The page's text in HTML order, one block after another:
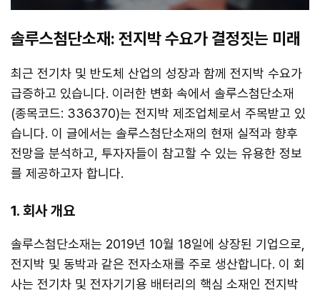
솔루스첨단소재: 전지박 수요가 결정짓는 미래
최근 전기차 및 반도체 산업의 성장과 함께 전지박 수요가
급증하고 있습니다. 이러한 변화 속에서 솔루스첨단소재
(종목코드: 336370)는 전지박 제조업체로서 주목받고 있
습니다. 이 글에서는 솔루스첨단소재의 현재 실적과 향후
전망을 분석하고, 투자자들이 참고할 수 있는 유용한 정보
를 제공하고자 합니다.
1. 회사 개요
솔루스첨단소재는 2019년 10월 18일에 상장된 기업으로,
전지박 및 동박과 같은 전자소재를 주로 생산합니다. 이 회
사는 전기차 및 전자기기용 배터리의 핵심 소재인 전지박